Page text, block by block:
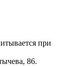
при
86.